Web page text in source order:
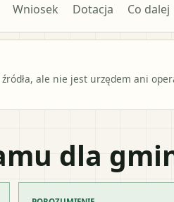
Wniosek Dotacja Co dalej
ale nie jest urzędem ani
dla